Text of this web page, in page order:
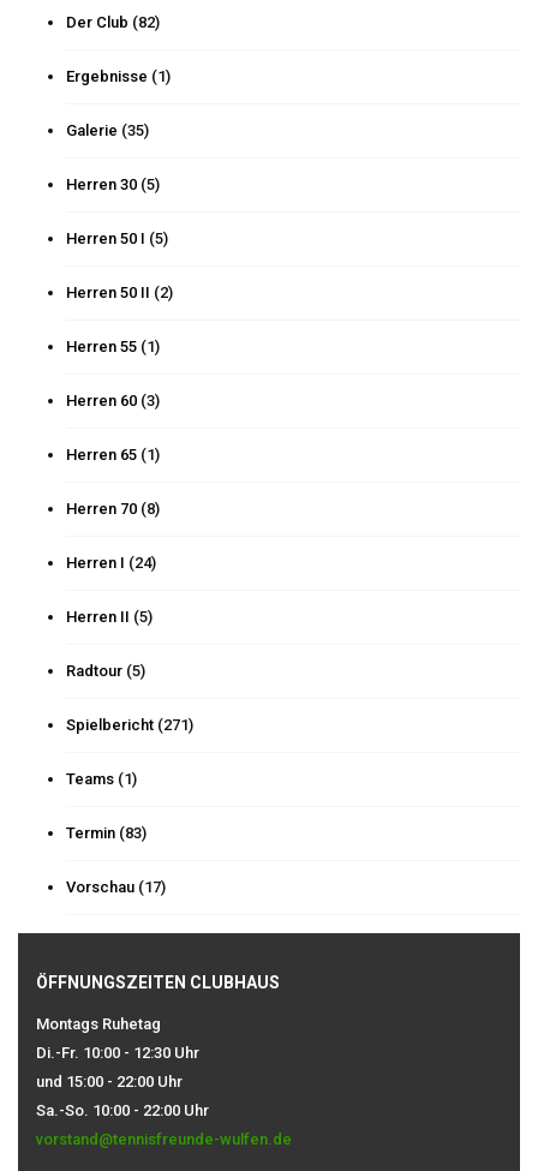
Der Club (82)
Ergebnisse (1)
Galerie (35)
Herren 30 (5)
Herren 50 I (5)
Herren 50 II (2)
Herren 55 (1)
Herren 60 (3)
Herren 65 (1)
Herren 70 (8)
Herren I (24)
Herren II (5)
Radtour (5)
Spielbericht (271)
Teams (1)
Termin (83)
Vorschau (17)
ÖFFNUNGSZEITEN CLUBHAUS
Montags Ruhetag
Di.-Fr. 10:00 - 12:30 Uhr
und 15:00 - 22:00 Uhr
Sa.-So. 10:00 - 22:00 Uhr
vorstand@tennisfreunde-wulfen.de